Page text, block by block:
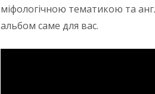
міфологічною тематикою та
альбом саме для вас.